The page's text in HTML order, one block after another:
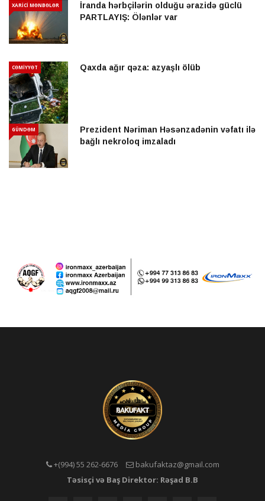
XARİCİ MƏNBƏLƏR
İranda hərbçilərin olduğu ərazidə güclü
PARTLAYIŞ: Ölənlər var
CƏMİYYƏT Qaxda ağır qəza: azyaşlı ölüb
GÜNDƏM
Prezident Nəriman Həsənzadənin vəfatı ilə
bağlı nekroloq imzaladı
+(994) 55 262-6676
bakufaktaz@gmail.com
Təsisçi və Baş Direktor: Rəşad B.B